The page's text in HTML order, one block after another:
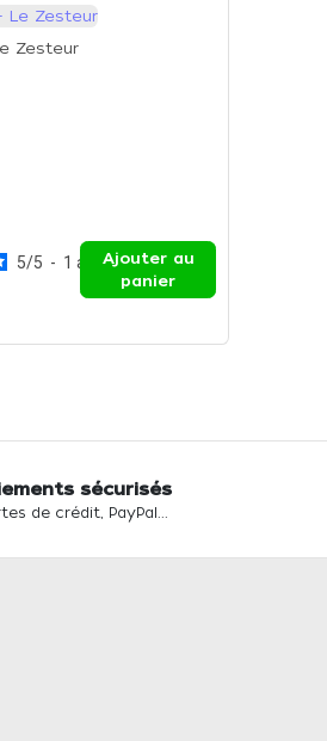
Zesteur
5/5 - 1 avisAjouter au
panier
sécurisés
de crédit, PayPal...